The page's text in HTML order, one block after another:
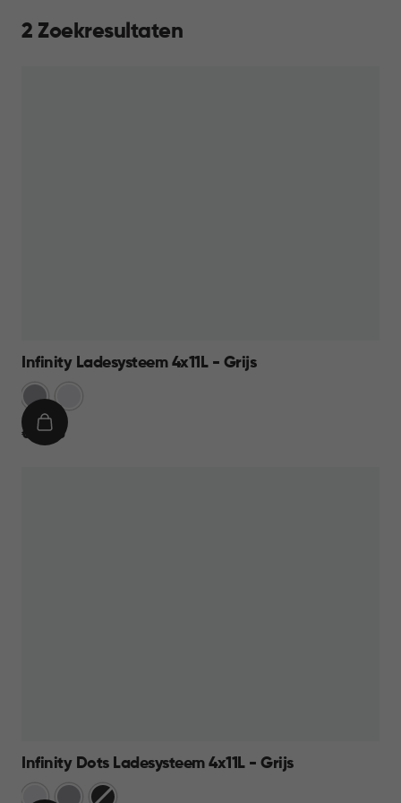
2 Zoekresultaten
Infinity Ladesysteem 4x11L - Grijs
Licht
Grijs
€
€ 39,95
IN
Infinity Dots Ladesysteem 4x11L - Grijs
Licht
Donkergrijs